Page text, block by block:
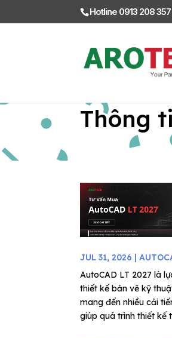
Hotline 0913 208
Thông
JUL 31, 2026 |
AutoCAD LT 2027 là
thiết kế bản vẽ kỹ
mang đến nhiều cải
giúp quá trình thiết kế